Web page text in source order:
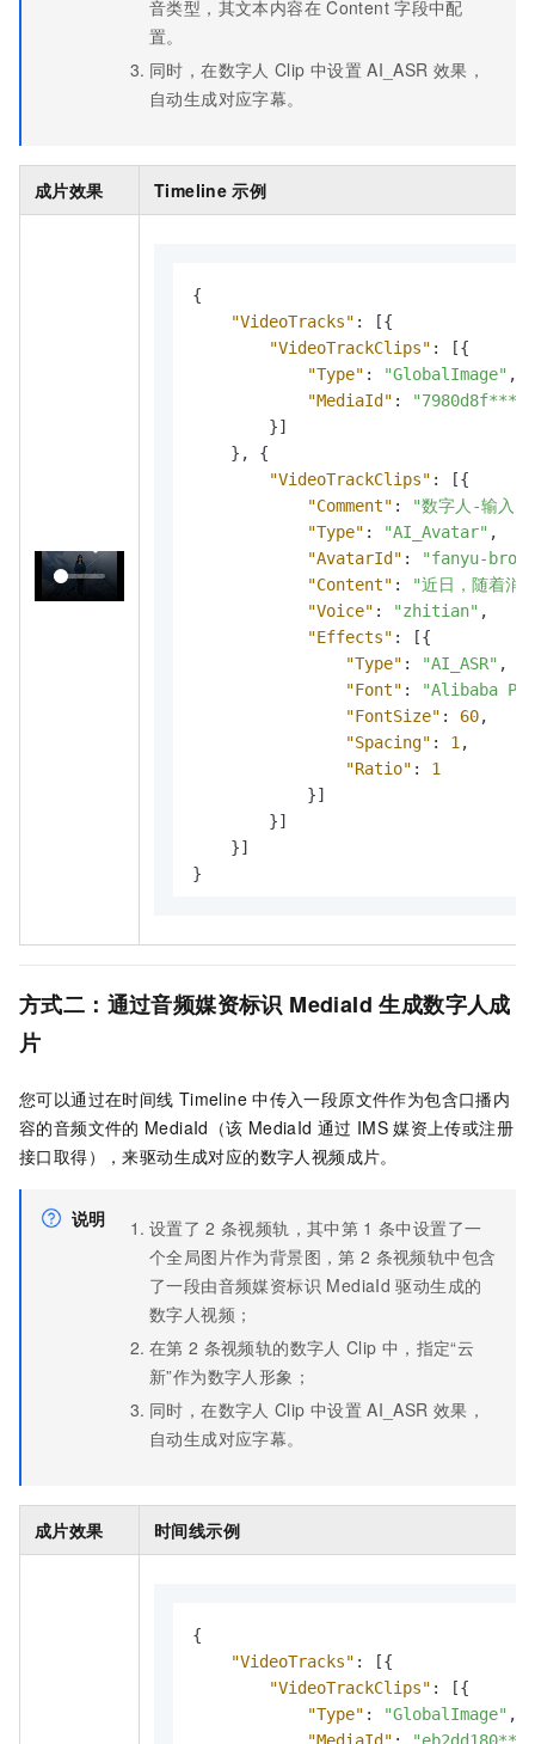
音类型，其文本内容在 Content 字段中配
置。
同时，在数字人 Clip 中设置 AI_ASR 效果，
自动生成对应字幕。
成片效果 Timeline 示例
{
"VideoTracks" : [{
"VideoTrackClips" : [{
"Type" : "GlobalImage" ,
"MediaId" :
}]
} ,
{
"VideoTrackClips" : [{
"Comment" :
"数字人-输入
"Type" : "AI_Avatar" ,
"AvatarId" :
"fanyu-
"Content" :
"近日，随着消
"Voice" : "zhitian" ,
"Effects" : [{
"Type" : "AI_ASR" ,
"Font" :
"Alibaba
"FontSize" : 60,
"Spacing" : 1,
"Ratio" :
1
}]
}]
}]
}
方式二：通过音频媒资标识 MediaId 生成数字人成
片
您可以通过在时间线 Timeline 中传入一段原文件作为包含口播内
容的音频文件的 MediaId（该 MediaId 通过 IMS 媒资上传或注册
接口取得），来驱动生成对应的数字人视频成片。
说明 设置了 2 条视频轨，其中第 1 条中设置了一
个全局图片作为背景图，第 2 条视频轨中包含
了一段由音频媒资标识 MediaId 驱动生成的
数字人视频；
在第 2 条视频轨的数字人 Clip 中，指定“云
新”作为数字人形象；
同时，在数字人 Clip 中设置 AI_ASR 效果，
自动生成对应字幕。
成片效果 时间线示例
{
"VideoTracks" : [{
"VideoTrackClips" : [{
"Type" : "GlobalImage" ,
"MediaId" :